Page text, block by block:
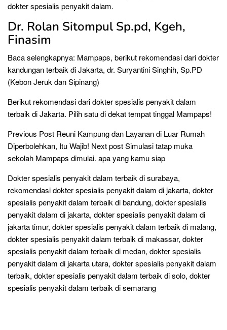
dokter spesialis penyakit dalam.
Dr. Rolan Sitompul Sp.pd, Kgeh,
Finasim
Baca selengkapnya: Mampaps, berikut rekomendasi dari dokter
kandungan terbaik di Jakarta, dr. Suryantini Singhih, Sp.PD
(Kebon Jeruk dan Sipinang)
Berikut rekomendasi dari dokter spesialis penyakit dalam
terbaik di Jakarta. Pilih satu di dekat tempat tinggal Mampaps!
Previous Post Reuni Kampung dan Layanan di Luar Rumah
Diperbolehkan, Itu Wajib! Next post Simulasi tatap muka
sekolah Mampaps dimulai. apa yang kamu siap
Dokter spesialis penyakit dalam terbaik di surabaya,
rekomendasi dokter spesialis penyakit dalam di jakarta, dokter
spesialis penyakit dalam terbaik di bandung, dokter spesialis
penyakit dalam di jakarta, dokter spesialis penyakit dalam di
jakarta timur, dokter spesialis penyakit dalam terbaik di malang,
dokter spesialis penyakit dalam terbaik di makassar, dokter
spesialis penyakit dalam terbaik di medan, dokter spesialis
penyakit dalam di jakarta utara, dokter spesialis penyakit dalam
terbaik, dokter spesialis penyakit dalam terbaik di solo, dokter
spesialis penyakit dalam terbaik di semarang